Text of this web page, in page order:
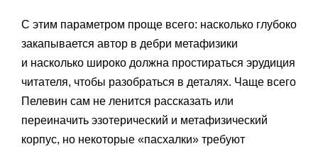
С этим параметром проще всего: насколько глубоко
закапывается автор в дебри метафизики
и насколько широко должна простираться эрудиция
читателя, чтобы разобраться в деталях. Чаще всего
Пелевин сам не ленится рассказать или
переиначить эзотерический и метафизический
корпус, но некоторые «пасхалки» требуют